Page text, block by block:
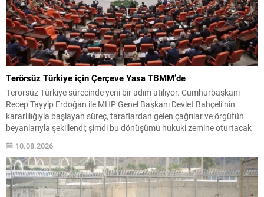
Terörsüz Türkiye için Çerçeve Yasa TBMM’de
Terörsüz Türkiye sürecinde yeni bir adım atılıyor. Cumhurbaşkanı
Recep Tayyip Erdoğan ile MHP Genel Başkanı Devlet Bahçeli’nin
kararlılığıyla başlayan süreç, taraflardan gelen çağrılar ve örgütün
beyanlarıyla şekillendi; şimdi bu dönüşümü hukuki zemine oturtacak
çerçeve yasa Meclis gündemine geliyor. Süreçteki önemli gelişmeler
arasında Devlet Bahçeli’nin 22 Ekim 2024’teki çağrısı, Abdullah
Öcalan’ın...
10.08.2026